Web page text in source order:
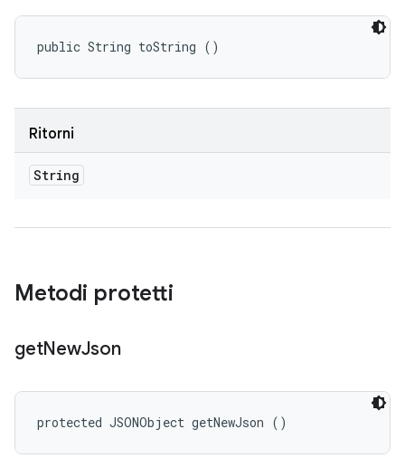
public String toString ()
Ritorni
String
Metodi protetti
getNewJson
protected JSONObject getNewJson ()